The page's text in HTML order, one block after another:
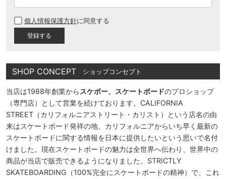
須
個人情報保護方針に同意する
SHOP CONCEPT ショップコンセプト
当店は1988年創業から スケボー、スケートボードのプロショップ
（専門店）として営業を続けております。CALIFORNIA
STREET（カリフォルニアストリート・カリスト）という店名の由
来はスケートボード発祥の地、カリフォルニアからいち早く最新の
スケートボードに関する情報を日本に提供したいという思いで名付
けました。現在スケートボードの魅力は全世界へ伝わり、世界中の
商品が当店で販売できるようになりました。STRICTLY
SKATEBOARDING（100%完全にスケートボードの精神）で、これ